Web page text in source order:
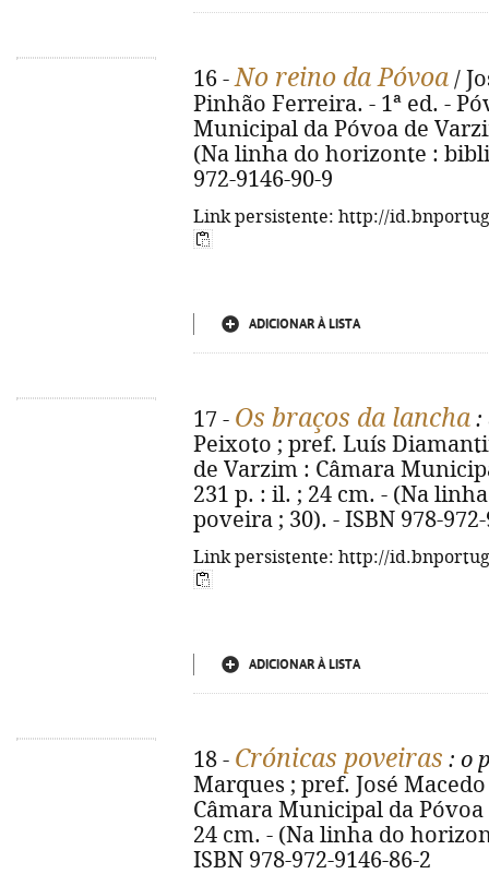
16 -No reino da Póvoa /
Pinhão Ferreira. - 1ª ed. -
Municipal da Póvoa de
(Na linha do horizonte :
972-9146-90-9
Link persistente: http://
ADICIONAR À LISTA
17 - Os braços da lancha :
Peixoto ; pref. Luís
de Varzim : Câmara
231 p. : il. ; 24 cm. - (Na
poveira ; 30). - ISBN 978-
Link persistente: http://
ADICIONAR À LISTA
18 - Crónicas poveiras : o
Marques ; pref. José
Câmara Municipal da
24 cm. - (Na linha do
ISBN 978-972-9146-86-2